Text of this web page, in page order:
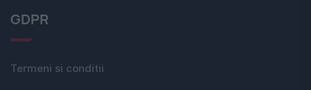
GDPR
Termeni si conditii